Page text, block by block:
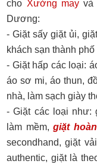
cho Xưởng mayvà
Dương:
- Giặt sấy giặt ủi,
khách sạn thành
- Giặt hấp các loại:
áo sơ mi, áo thun,
nhà, làm sạch giày
- Giặt các loại như:
làm mềm,giặt
secondhand, giặt
authentic, giặt là